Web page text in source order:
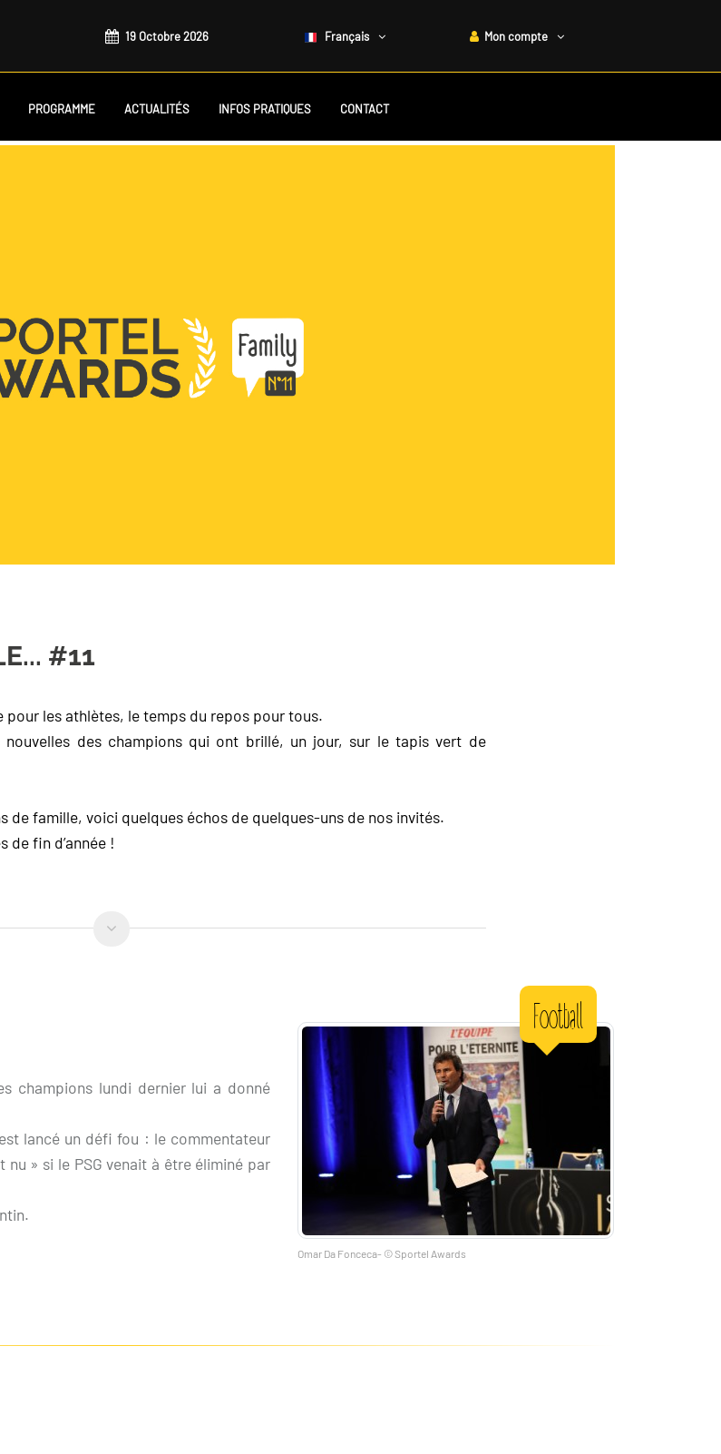
19 Octobre 2026 Français Mon compte
PROGRAMME ACTUALITÉS INFOS PRATIQUES CONTACT
#11
pour les athlètes, le temps du repos pour tous.
nouvelles des champions qui ont brillé, un jour, sur le tapis vert de
de famille, voici quelques échos de quelques-uns de nos invités.
de fin d’année !
Omar Da Fonceca- © Sportel Awards
Football
champions lundi dernier lui a donné
lancé un défi fou : le commentateur
» si le PSG venait à être éliminé par